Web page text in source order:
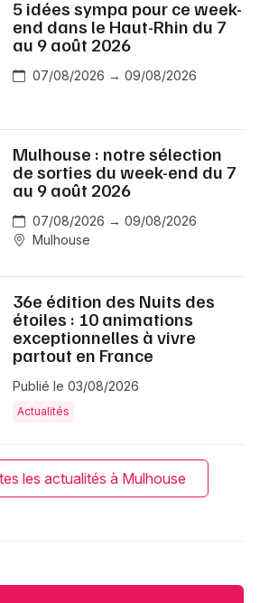
5 idées sympa pour ce week-
end dans le Haut-Rhin du 7
au 9 août 2026
07/08/2026 → 09/08/2026
Mulhouse : notre sélection
de sorties du week-end du 7
au 9 août 2026
07/08/2026 → 09/08/2026
Mulhouse
36e édition des Nuits des
étoiles : 10 animations
exceptionnelles à vivre
partout en France
Publié le 03/08/2026
Actualités
les actualités à Mulhouse